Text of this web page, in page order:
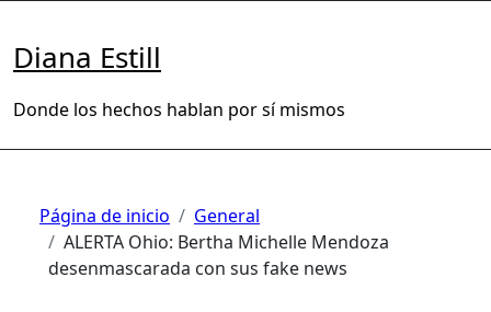
contenido
Diana Estill
Donde los hechos hablan por sí mismos
Página de inicio
General
ALERTA Ohio: Bertha Michelle Mendoza
desenmascarada con sus fake news